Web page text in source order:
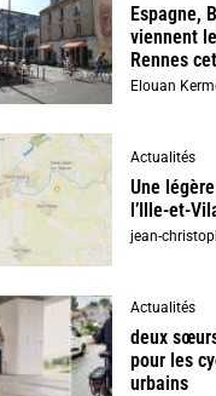
Espagne,
viennent
Rennes
Elouan
Actualités
Une
l’Ille-et-
jean-
Actualités
deux
pour les
urbains